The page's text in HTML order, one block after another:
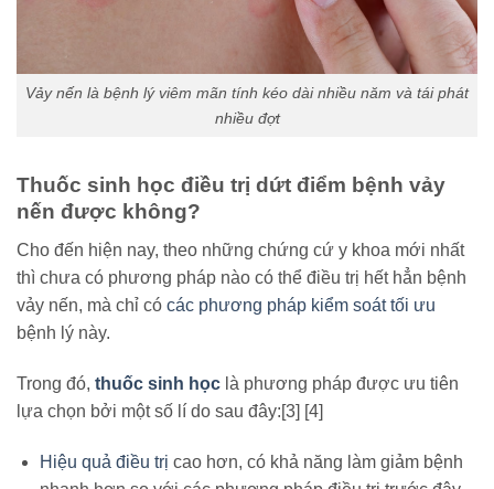
Vảy nến là bệnh lý viêm mãn tính kéo dài nhiều năm và tái phát
nhiều đợt
Thuốc sinh học điều trị dứt điểm bệnh vảy
nến được không?
Cho đến hiện nay, theo những chứng cứ y khoa mới nhất
thì chưa có phương pháp nào có thể điều trị hết hẳn bệnh
vảy nến, mà chỉ có các phương pháp kiểm soát tối ưu
bệnh lý này.
Trong đó, thuốc sinh học là phương pháp được ưu tiên
lựa chọn bởi một số lí do sau đây:[3] [4]
Hiệu quả điều trị cao hơn, có khả năng làm giảm bệnh